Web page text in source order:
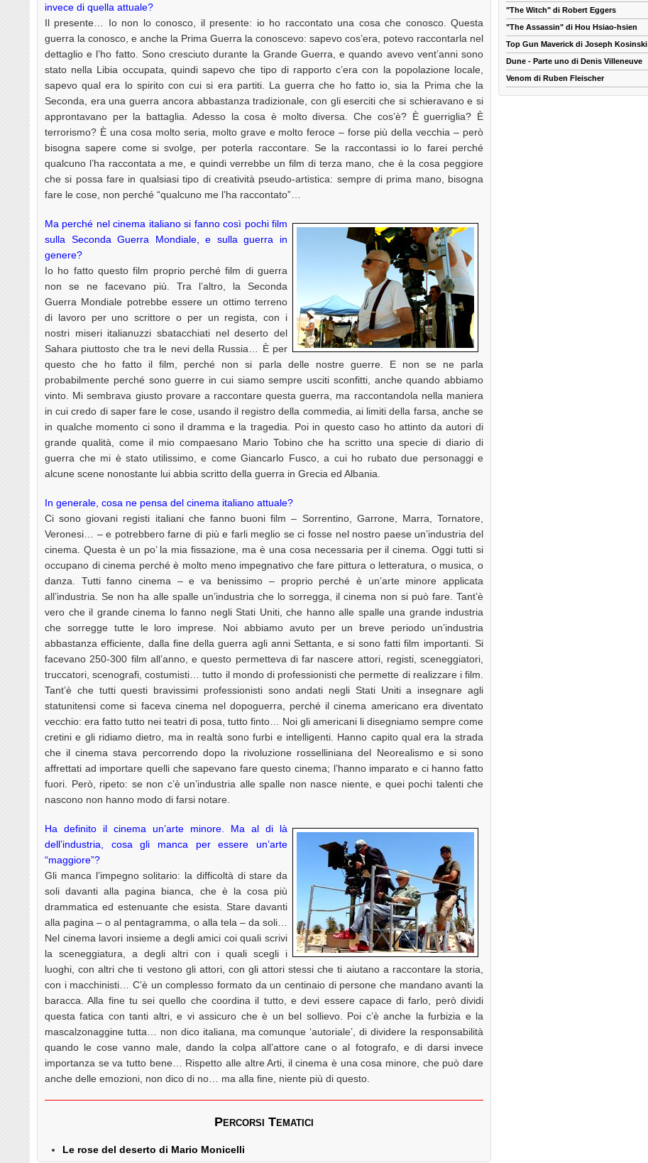
invece di quella attuale?
Il presente… Io non lo conosco, il presente: io ho raccontato una cosa che conosco. Questa
guerra la conosco, e anche la Prima Guerra la conoscevo: sapevo cos’era, potevo raccontarla nel
dettaglio e l’ho fatto. Sono cresciuto durante la Grande Guerra, e quando avevo vent’anni sono
stato nella Libia occupata, quindi sapevo che tipo di rapporto c’era con la popolazione locale,
sapevo qual era lo spirito con cui si era partiti. La guerra che ho fatto io, sia la Prima che la
Seconda, era una guerra ancora abbastanza tradizionale, con gli eserciti che si schieravano e si
approntavano per la battaglia. Adesso la cosa è molto diversa. Che cos’è? È guerriglia? È
terrorismo? È una cosa molto seria, molto grave e molto feroce – forse più della vecchia – però
bisogna sapere come si svolge, per poterla raccontare. Se la raccontassi io lo farei perché
qualcuno l’ha raccontata a me, e quindi verrebbe un film di terza mano, che è la cosa peggiore
che si possa fare in qualsiasi tipo di creatività pseudo-artistica: sempre di prima mano, bisogna
fare le cose, non perché “qualcuno me l’ha raccontato”…
Ma perché nel cinema italiano si fanno così pochi film
sulla Seconda Guerra Mondiale, e sulla guerra in
genere?
Io ho fatto questo film proprio perché film di guerra
non se ne facevano più. Tra l’altro, la Seconda
Guerra Mondiale potrebbe essere un ottimo terreno
di lavoro per uno scrittore o per un regista, con i
nostri miseri italianuzzi sbatacchiati nel deserto del
Sahara piuttosto che tra le nevi della Russia… È per
questo che ho fatto il film, perché non si parla delle nostre guerre. E non se ne parla
probabilmente perché sono guerre in cui siamo sempre usciti sconfitti, anche quando abbiamo
vinto. Mi sembrava giusto provare a raccontare questa guerra, ma raccontandola nella maniera
in cui credo di saper fare le cose, usando il registro della commedia, ai limiti della farsa, anche se
in qualche momento ci sono il dramma e la tragedia. Poi in questo caso ho attinto da autori di
grande qualità, come il mio compaesano Mario Tobino che ha scritto una specie di diario di
guerra che mi è stato utilissimo, e come Giancarlo Fusco, a cui ho rubato due personaggi e
alcune scene nonostante lui abbia scritto della guerra in Grecia ed Albania.
In generale, cosa ne pensa del cinema italiano attuale?
Ci sono giovani registi italiani che fanno buoni film – Sorrentino, Garrone, Marra, Tornatore,
Veronesi… – e potrebbero farne di più e farli meglio se ci fosse nel nostro paese un’industria del
cinema. Questa è un po’ la mia fissazione, ma è una cosa necessaria per il cinema. Oggi tutti si
occupano di cinema perché è molto meno impegnativo che fare pittura o letteratura, o musica, o
danza. Tutti fanno cinema – e va benissimo – proprio perché è un’arte minore applicata
all’industria. Se non ha alle spalle un’industria che lo sorregga, il cinema non si può fare. Tant’è
vero che il grande cinema lo fanno negli Stati Uniti, che hanno alle spalle una grande industria
che sorregge tutte le loro imprese. Noi abbiamo avuto per un breve periodo un’industria
abbastanza efficiente, dalla fine della guerra agli anni Settanta, e si sono fatti film importanti. Si
facevano 250-300 film all’anno, e questo permetteva di far nascere attori, registi, sceneggiatori,
truccatori, scenografi, costumisti… tutto il mondo di professionisti che permette di realizzare i film.
Tant’è che tutti questi bravissimi professionisti sono andati negli Stati Uniti a insegnare agli
statunitensi come si faceva cinema nel dopoguerra, perché il cinema americano era diventato
vecchio: era fatto tutto nei teatri di posa, tutto finto… Noi gli americani li disegniamo sempre come
cretini e gli ridiamo dietro, ma in realtà sono furbi e intelligenti. Hanno capito qual era la strada
che il cinema stava percorrendo dopo la rivoluzione rosselliniana del Neorealismo e si sono
affrettati ad importare quelli che sapevano fare questo cinema; l’hanno imparato e ci hanno fatto
fuori. Però, ripeto: se non c’è un’industria alle spalle non nasce niente, e quei pochi talenti che
nascono non hanno modo di farsi notare.
Ha definito il cinema un’arte minore. Ma al di là
dell’industria, cosa gli manca per essere un’arte
“maggiore”?
Gli manca l’impegno solitario: la difficoltà di stare da
soli davanti alla pagina bianca, che è la cosa più
drammatica ed estenuante che esista. Stare davanti
alla pagina – o al pentagramma, o alla tela – da soli…
Nel cinema lavori insieme a degli amici coi quali scrivi
la sceneggiatura, a degli altri con i quali scegli i
luoghi, con altri che ti vestono gli attori, con gli attori stessi che ti aiutano a raccontare la storia,
con i macchinisti… C’è un complesso formato da un centinaio di persone che mandano avanti la
baracca. Alla fine tu sei quello che coordina il tutto, e devi essere capace di farlo, però dividi
questa fatica con tanti altri, e vi assicuro che è un bel sollievo. Poi c’è anche la furbizia e la
mascalzonaggine tutta… non dico italiana, ma comunque ‘autoriale’, di dividere la responsabilità
quando le cose vanno male, dando la colpa all’attore cane o al fotografo, e di darsi invece
importanza se va tutto bene… Rispetto alle altre Arti, il cinema è una cosa minore, che può dare
anche delle emozioni, non dico di no… ma alla fine, niente più di questo.
Percorsi Tematici
Le rose del deserto di Mario Monicelli
"The Witch" di Robert Eggers
"The Assassin" di Hou Hsiao-hsien
Top Gun Maverick di Joseph Kosinski
Dune - Parte uno di Denis Villeneuve
Venom di Ruben Fleischer